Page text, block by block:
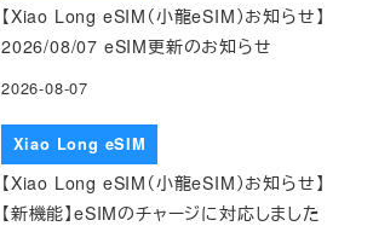
【Xiao Long eSIM（小龍eSIM）お知らせ】
2026/08/07 eSIM更新のお知らせ
2026-08-07
Xiao Long eSIM
【Xiao Long eSIM（小龍eSIM）お知らせ】
【新機能】eSIMのチャージに対応しました